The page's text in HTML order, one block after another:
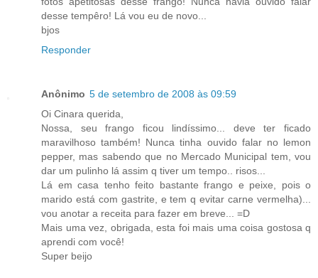
desse tempêro! Lá vou eu de novo...
bjos
Responder
Anônimo 5 de setembro de 2008 às 09:59
Oi Cinara querida,
Nossa, seu frango ficou lindíssimo... deve ter ficado
maravilhoso também! Nunca tinha ouvido falar no lemon
pepper, mas sabendo que no Mercado Municipal tem, vou
dar um pulinho lá assim q tiver um tempo.. risos...
Lá em casa tenho feito bastante frango e peixe, pois o
marido está com gastrite, e tem q evitar carne vermelha)...
vou anotar a receita para fazer em breve... =D
Mais uma vez, obrigada, esta foi mais uma coisa gostosa q
aprendi com você!
Super beijo